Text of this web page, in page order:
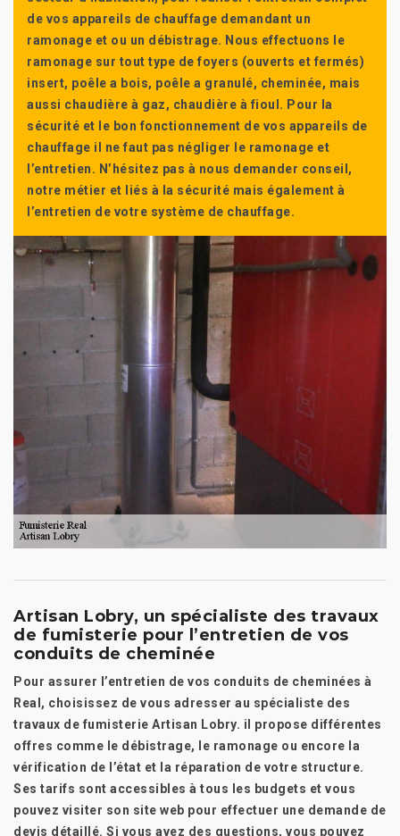
de vos appareils de chauffage demandant un
ramonage et ou un débistrage. Nous effectuons le
ramonage sur tout type de foyers (ouverts et fermés)
insert, poêle a bois, poêle a granulé, cheminée, mais
aussi chaudière à gaz, chaudière à fioul. Pour la
sécurité et le bon fonctionnement de vos appareils de
chauffage il ne faut pas négliger le ramonage et
l’entretien. N’hésitez pas à nous demander conseil,
notre métier et liés à la sécurité mais également à
l’entretien de votre système de chauffage.
Artisan Lobry, un spécialiste des travaux
de fumisterie pour l’entretien de vos
conduits de cheminée
Pour assurer l’entretien de vos conduits de cheminées à
Real, choisissez de vous adresser au spécialiste des
travaux de fumisterie Artisan Lobry. il propose différentes
offres comme le débistrage, le ramonage ou encore la
vérification de l’état et la réparation de votre structure.
Ses tarifs sont accessibles à tous les budgets et vous
pouvez visiter son site web pour effectuer une demande de
devis détaillé. Si vous avez des questions, vous pouvez